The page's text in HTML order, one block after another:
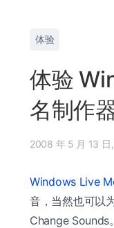
体验
体验
名制作
Windows Live
音，当然也可以
Change Sounds